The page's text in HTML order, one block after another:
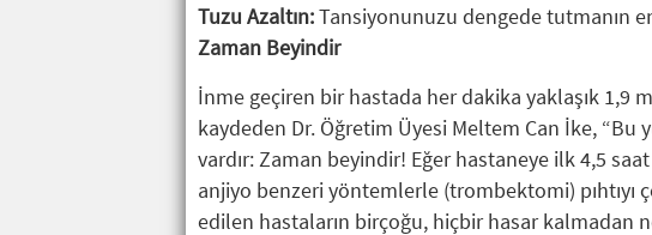
Tuzu Azaltın:Tansiyonunuzu dengede tutmanın
Zaman Beyindir
İnme geçiren bir hastada her dakika yaklaşık 1,9
kaydeden Dr. Öğretim Üyesi Meltem Can İke,
vardır: Zaman beyindir! Eğer hastaneye ilk 4,5
anjiyo benzeri yöntemlerle (trombektomi)
edilen hastaların birçoğu, hiçbir hasar kalmadan